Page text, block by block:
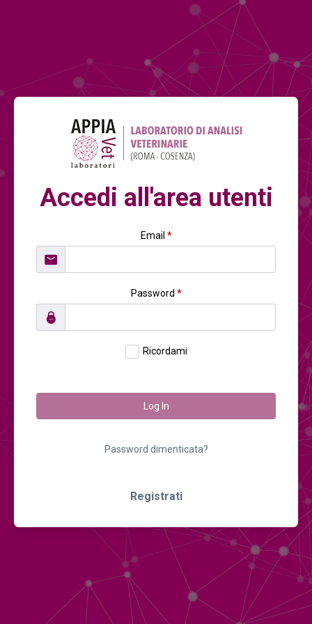
Accedi all'area utenti
Email *
Password *
Ricordami
Log In
Password dimenticata?
Registrati